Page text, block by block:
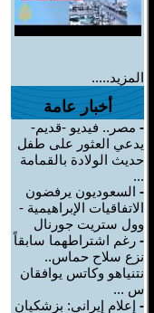
المزيد.....
أخبار عامة
- مصر.. فيديو -قديم-
يدعي العثور على طفل
حديث الولادة بالقمامة
...
- السعوديون يرفضون
الاتفاقيات الإبراهيمية -
وول ستريت جورنال
- رغم اشتراطهما سابقاً
نزع سلاح حماس..
نتنياهو وكاتس يوافقان
س ...
- إعلام إيراني: بزشكيان